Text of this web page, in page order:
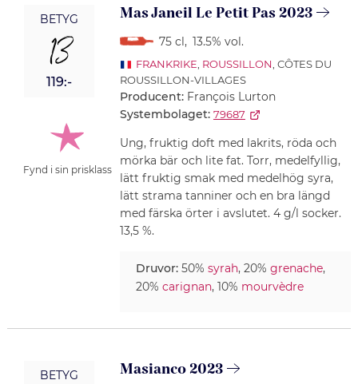
BETYG
13
119:-
Fynd i sin prisklass
Mas Janeil Le Petit Pas 2023
75 cl, 13.5% vol.
FRANKRIKE ROUSSILLON , CÔTES DU
ROUSSILLON-VILLAGES
Producent: François Lurton
Systembolaget: 79687
Ung, fruktig doft med lakrits, röda och
mörka bär och lite fat. Torr, medelfyllig,
lätt fruktig smak med medelhög syra,
lätt strama tanniner och en bra längd
med färska örter i avslutet. 4 g/l socker.
13,5 %.
Druvor:50% syrah, 20% grenache,
20% carignan, 10% mourvèdre
BETYG Masianco 2023